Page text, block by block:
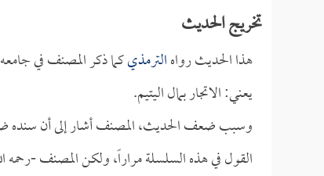
تخريج الحديث
هذا الحديث رواهالترمذيكما ذكر المصنف في
يعني: الاتجار بمال اليتيم.
وسبب ضعف الحديث، المصنف أشار إلى أن سنده
القول في هذه السلسلة مراراً، ولكن المصنف -رحمه